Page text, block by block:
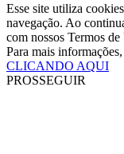
Esse site utiliza
navegação. Ao
com nossos Termos
Para mais informações,
CLICANDO AQUI
PROSSEGUIR